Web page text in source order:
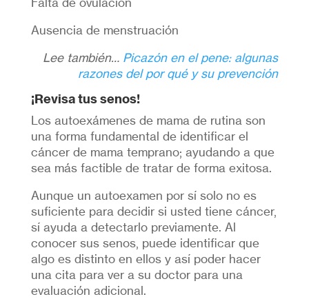
Ausencia de menstruación
Lee también… Picazón en el pene: algunas
razones del por qué y su prevención
¡Revisa tus senos!
Los autoexámenes de mama de rutina son
una forma fundamental de identificar el
cáncer de mama temprano; ayudando a que
sea más factible de tratar de forma exitosa.
Aunque un autoexamen por sí solo no es
suficiente para decidir si usted tiene cáncer,
sí ayuda a detectarlo previamente. Al
conocer sus senos, puede identificar que
algo es distinto en ellos y así poder hacer
una cita para ver a su doctor para una
evaluación adicional.